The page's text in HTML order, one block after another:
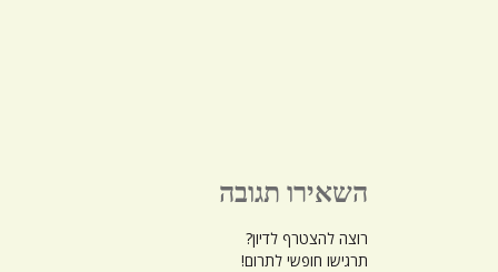
השאירו תגובה
רוצה להצטרף לדיון?
תרגישו חופשי לתרום!